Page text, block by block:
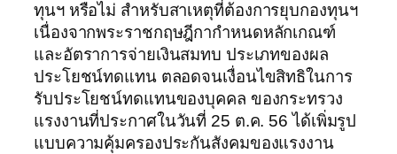
ทุนฯ หรือไม่ สำหรับสาเหตุที่ต้องการยุบกองทุนฯ
เนื่องจากพระราชกฤษฎีกากำหนดหลักเกณฑ์
และอัตราการจ่ายเงินสมทบ ประเภทของผล
ประโยชน์ทดแทน ตลอดจนเงื่อนไขสิทธิในการ
รับประโยชน์ทดแทนของบุคคล ของกระทรวง
แรงงานที่ประกาศในวันที่ 25 ต.ค. 56 ได้เพิ่มรูป
แบบความคุ้มครองประกันสังคมของแรงงาน